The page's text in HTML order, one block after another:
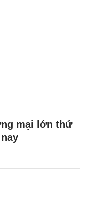
mại lớn thứ